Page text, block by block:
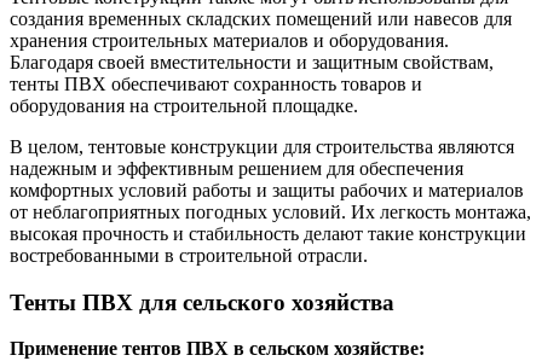
создания временных складских помещений или навесов для
хранения строительных материалов и оборудования.
Благодаря своей вместительности и защитным свойствам,
тенты ПВХ обеспечивают сохранность товаров и
оборудования на строительной площадке.
В целом, тентовые конструкции для строительства являются
надежным и эффективным решением для обеспечения
комфортных условий работы и защиты рабочих и материалов
от неблагоприятных погодных условий. Их легкость монтажа,
высокая прочность и стабильность делают такие конструкции
востребованными в строительной отрасли.
Тенты ПВХ для сельского хозяйства
Применение тентов ПВХ в сельском хозяйстве: